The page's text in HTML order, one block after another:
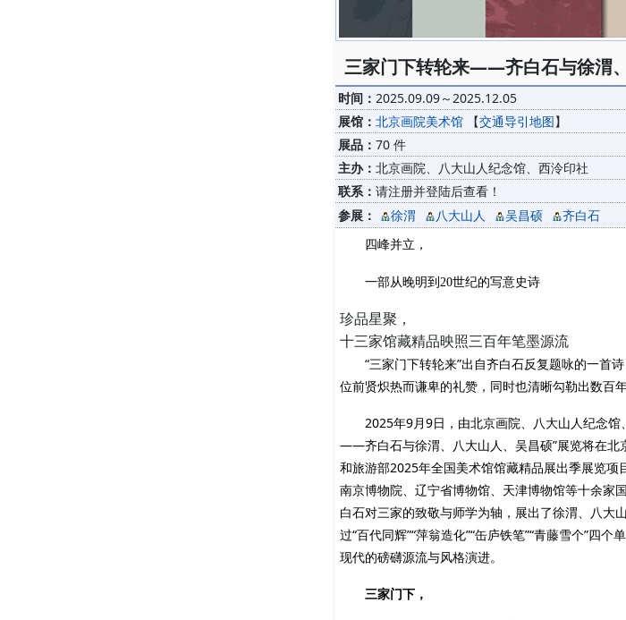
三家门下转轮来——齐白石与徐渭
时间： 2025.09.09～2025.12.05
展馆： 北京画院美术馆 【交通导引地图】
展品： 70 件
主办： 北京画院、八大山人纪念馆、西泠印社
联系： 请注册并登陆后查看！
参展：
徐渭 八大山人 吴昌硕 齐白石
四峰并立，
一部从晚明到20世纪的写意史诗
珍品星聚，
十三家馆藏精品映照三百年笔墨源流
“三家门下转轮来”出自齐白石反复题咏的一首
位前贤炽热而谦卑的礼赞，同时也清晰勾勒出数百
2025年9月9日，由北京画院、八大山人纪念
——齐白石与徐渭、八大山人、吴昌硕”展览将在北
和旅游部2025年全国美术馆馆藏精品展出季展览项
南京博物院、辽宁省博物馆、天津博物馆等十余家
白石对三家的致敬与师学为轴，展出了徐渭、八大
过“百代同辉”“萍翁造化”“缶庐铁笔”“青藤雪个”四
现代的磅礴源流与风格演进。
三家门下，